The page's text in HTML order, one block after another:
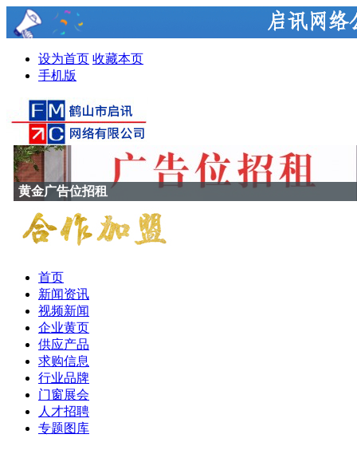
设为首页 收藏本页
手机版
黄金广告位招租
首页
新闻资讯
视频新闻
企业黄页
供应产品
求购信息
行业品牌
门窗展会
人才招聘
专题图库